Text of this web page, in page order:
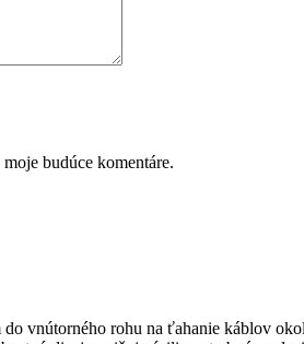
budúce komentáre.
vnútorného rohu na ťahanie káblov